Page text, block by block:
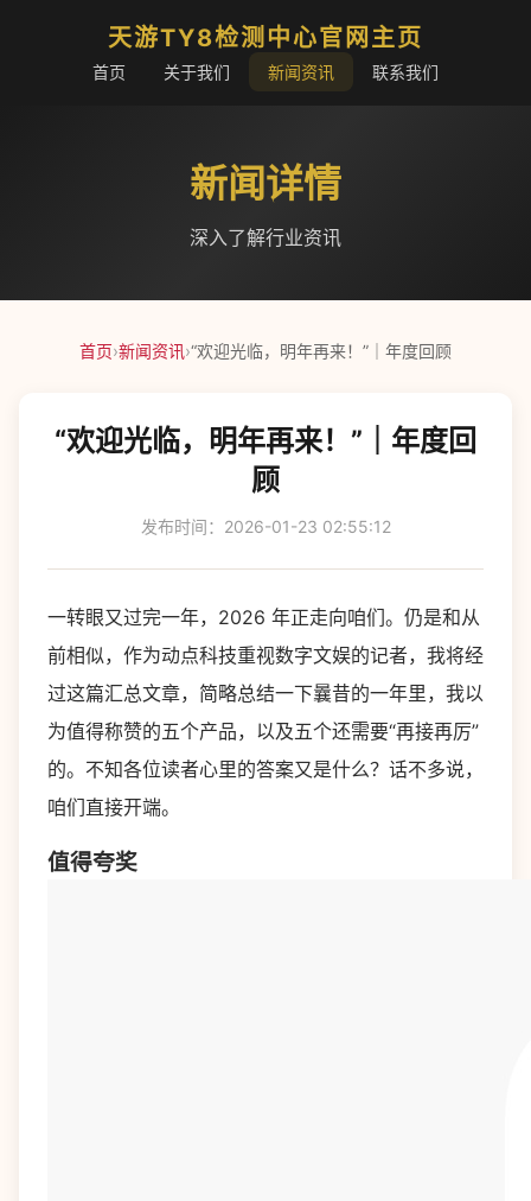
天游TY8检测中心官网主页
首页 关于我们 新闻资讯 联系我们
新闻详情
深入了解行业资讯
首页›新闻资讯›“欢迎光临，明年再来！”｜年度回顾
“欢迎光临，明年再来！”｜年度回
顾
发布时间：2026-01-23 02:55:12
一转眼又过完一年，2026 年正走向咱们。仍是和从
前相似，作为动点科技重视数字文娱的记者，我将经
过这篇汇总文章，简略总结一下曩昔的一年里，我以
为值得称赞的五个产品，以及五个还需要“再接再厉”
的。不知各位读者心里的答案又是什么？话不多说，
咱们直接开端。
值得夸奖